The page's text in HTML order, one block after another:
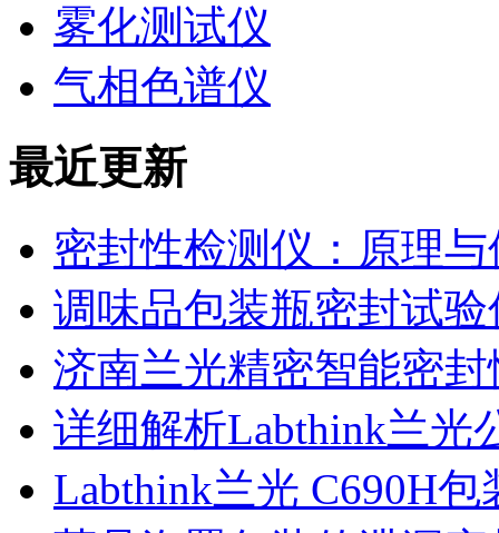
雾化测试仪
气相色谱仪
最近更新
密封性检测仪：原理
调味品包装瓶密封试
济南兰光精密智能密
详细解析Labthink兰光
Labthink兰光 C690H